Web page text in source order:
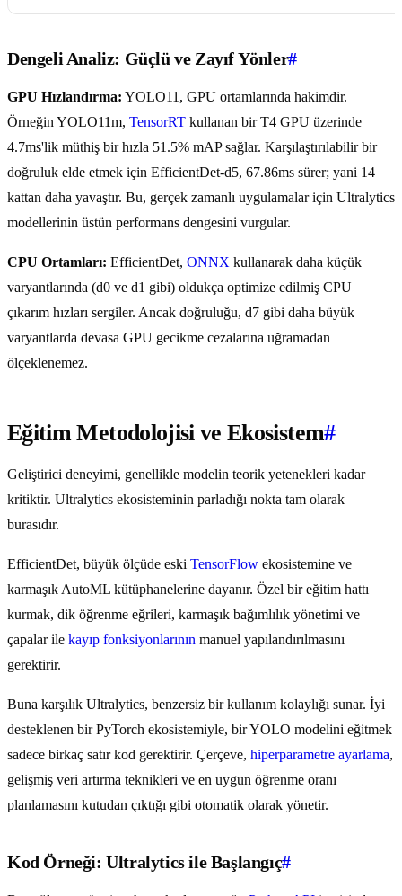
Dengeli Analiz: Güçlü ve Zayıf Yönler#
GPU Hızlandırma: YOLO11, GPU ortamlarında hakimdir.
Örneğin YOLO11m, TensorRT kullanan bir T4 GPU üzerinde
4.7ms'lik müthiş bir hızla 51.5% mAP sağlar. Karşılaştırılabilir bir
doğruluk elde etmek için EfficientDet-d5, 67.86ms sürer; yani 14
kattan daha yavaştır. Bu, gerçek zamanlı uygulamalar için Ultralytics
modellerinin üstün performans dengesini vurgular.
CPU Ortamları: EfficientDet, ONNX kullanarak daha küçük
varyantlarında (d0 ve d1 gibi) oldukça optimize edilmiş CPU
çıkarım hızları sergiler. Ancak doğruluğu, d7 gibi daha büyük
varyantlarda devasa GPU gecikme cezalarına uğramadan
ölçeklenemez.
Eğitim Metodolojisi ve Ekosistem#
Geliştirici deneyimi, genellikle modelin teorik yetenekleri kadar
kritiktir. Ultralytics ekosisteminin parladığı nokta tam olarak
burasıdır.
EfficientDet, büyük ölçüde eski TensorFlow ekosistemine ve
karmaşık AutoML kütüphanelerine dayanır. Özel bir eğitim hattı
kurmak, dik öğrenme eğrileri, karmaşık bağımlılık yönetimi ve
çapalar ile kayıp fonksiyonlarının manuel yapılandırılmasını
gerektirir.
Buna karşılık Ultralytics, benzersiz bir kullanım kolaylığı sunar. İyi
desteklenen bir PyTorch ekosistemiyle, bir YOLO modelini eğitmek
sadece birkaç satır kod gerektirir. Çerçeve, hiperparametre ayarlama,
gelişmiş veri artırma teknikleri ve en uygun öğrenme oranı
planlamasını kutudan çıktığı gibi otomatik olarak yönetir.
Kod Örneği: Ultralytics ile Başlangıç#